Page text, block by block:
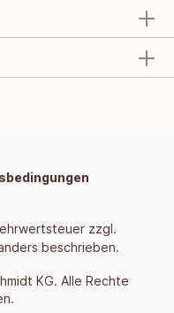
zzgl.
beschrieben.
KG. Alle Rechte